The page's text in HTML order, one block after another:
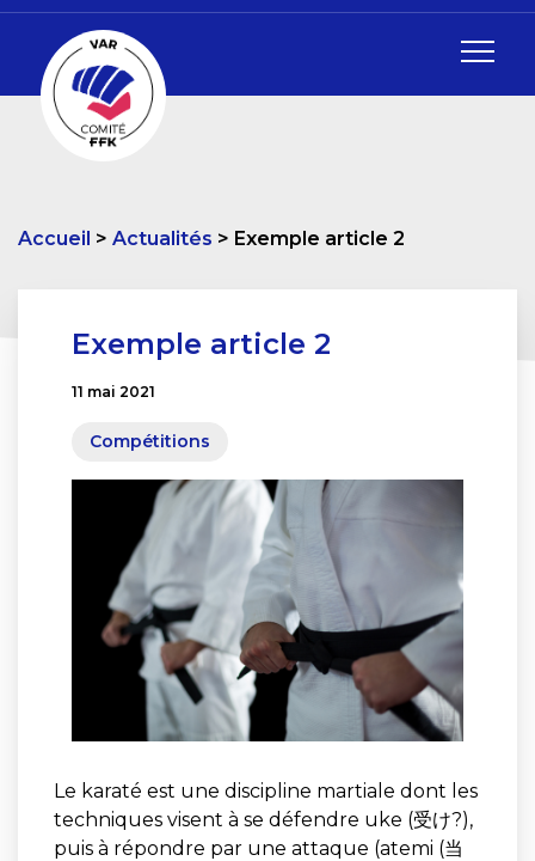
Accueil Actualités Exemple article 2
Exemple article 2
11 mai 2021
Compétitions
Le karaté est une discipline martiale dont les
techniques visent à se défendre uke (受け?),
puis à répondre par une attaque (atemi (当